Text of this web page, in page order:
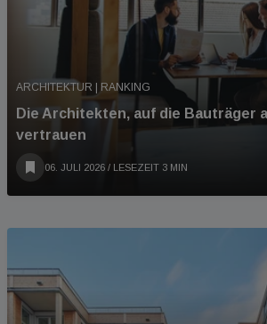
ARCHITEKTUR | RANKING
Die Architekten, auf die Bauträger
vertrauen
06. JULI 2026 / LESEZEIT 3 MIN